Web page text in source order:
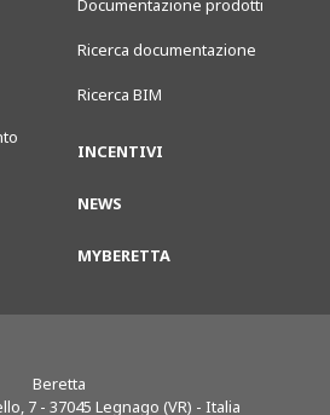
Documentazione prodotti
Ricerca documentazione
Ricerca BIM
INCENTIVI
NEWS
MYBERETTA
Beretta
7 - 37045 Legnago (VR) - Italia